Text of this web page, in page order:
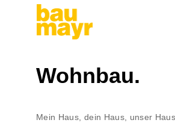
Wohnbau.
Mein Haus, dein Haus, unser